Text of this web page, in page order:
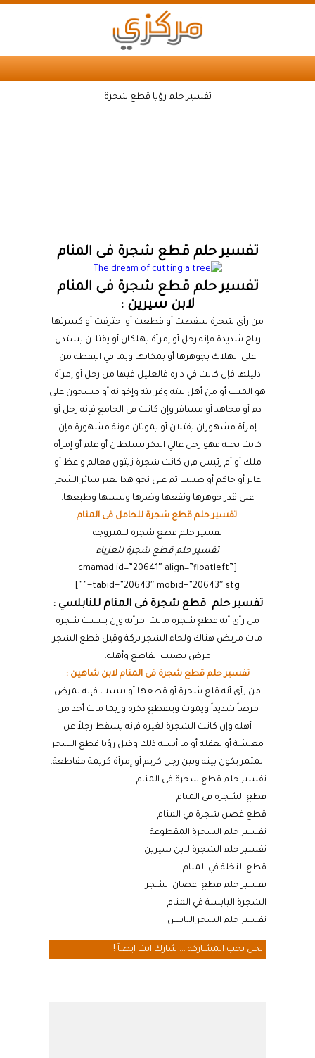
تفسير حلم رؤيا قطع شجرة
تفسير حلم قطع شجرة فى المنام
تفسير حلم قطع شجرة فى المنام
لابن سيرين :
من رأى شجرة سقطت أو قطعت أو احترقت أو كسرتها
رياح شديدة فإنه رجل أو إمرأة يهلكان أو يقتلان يستدل
على الهلاك بجوهرها أو بمكانها وبما في اليقظة من
دليلها فإن كانت في داره فالعليل فيها من رجل أو إمرأة
هو الميت أو من أهل بيته وقرابته وإخوانه أو مسجون على
دم أو مجاهد أو مسافر وإن كانت في الجامع فإنه رجل أو
إمرأة مشهوران يقتلان أو يموتان موتة مشهورة فإن
كانت نخلة فهو رجل عالي الذكر بسلطان أو علم أو إمرأة
ملك أو أم رئيس فإن كانت شجرة زيتون فعالم واعظ أو
عابر أو حاكم أو طبيب ثم على نحو هذا يعبر سائر الشجر
على قدر جوهرها ونفعها وضرها ونسبها وطبعها.
تفسير حلم قطع شجرة للحامل فى المنام
تفسير حلم قطع شجرة للمتزوجة
تفسير حلم قطع شجرة للعزباء
[cmamad id=”20641″ align=”floatleft”
tabid=”20643″ mobid=”20643″ stg=””]
تفسير حلم قطع شجرة فى المنام للنابلسي :
من رأى أنه قطع شجرة ماتت امرأته وإن يبست شجرة
مات مريض هناك ولحاء الشجر بركة وقيل قطع الشجر
مرض يصيب القاطع وأهله.
تفسير حلم قطع شجرة فى المنام لابن شاهين :
من رأى أنه قلع شجرة أو قطعها أو يبست فإنه يمرض
مرضاً شديداً ويموت وينقطع ذكره وربما مات أحد من
أهله وإن كانت الشجرة لغيره فإنه يسقط رجلاً عن
معيشة أو يعقله أو ما أشبه ذلك وقيل رؤيا قطع الشجر
المثمر يكون بينه وبين رجل كريم أو إمرأة كريمة مقاطعة.
تفسير حلم قطع شجرة فى المنام
قطع الشجرة في المنام
قطع غصن شجرة في المنام
تفسير حلم الشجرة المقطوعة
تفسير حلم الشجرة لابن سيرين
قطع النخلة في المنام
تفسير حلم قطع اغصان الشجر
الشجرة اليابسة في المنام
تفسير حلم الشجر اليابس
نحن نحب المشاركة ... شارك انت ايضاً !